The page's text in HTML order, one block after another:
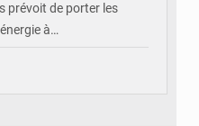
prévoit de porter les
à…